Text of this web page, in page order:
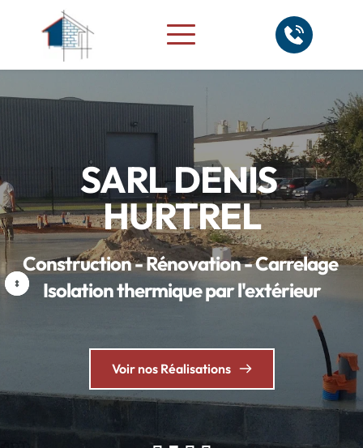
SARL DENIS
HURTREL
Construction - Rénovation - Carrelage
Isolation thermique par l'extérieur
Voir nos Réalisations